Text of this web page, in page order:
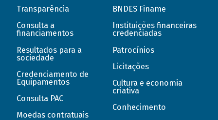
Transparência
Consulta a
financiamentos
Resultados para a
sociedade
Credenciamento de
Equipamentos
Consulta PAC
Moedas contratuais
BNDES Finame
Instituições financeiras
credenciadas
Patrocínios
Licitações
Cultura e economia
criativa
Conhecimento